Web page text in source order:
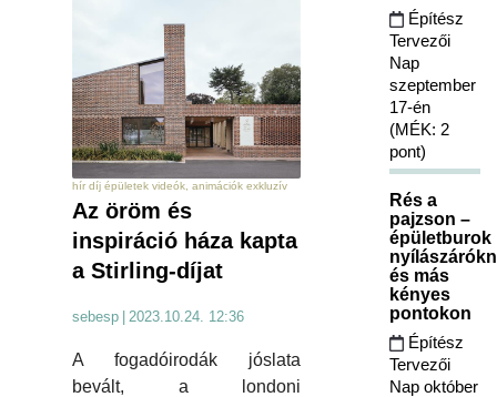
hír díj épületek videók, animációk exkluzív
Az öröm és
inspiráció háza kapta
a Stirling-díjat
sebesp | 2023.10.24. 12:36
A fogadóirodák jóslata
bevált, a londoni
Építész
Tervezői
Nap
szeptember
17-én
(MÉK: 2
pont)
Rés a
pajzson –
épületburok
és más
kényes
pontokon
Építész
Tervezői
Nap október